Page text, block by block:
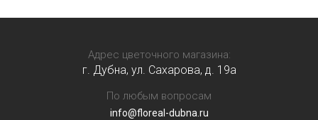
Адрес цветочного магазина:
г. Дубна, ул. Сахарова, д. 19a
По любым вопросам
info@floreal-dubna.ru